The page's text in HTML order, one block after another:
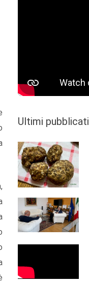
Ultimi pubblicati